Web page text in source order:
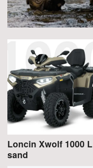
Loncin Xwolf 1000 L
sand